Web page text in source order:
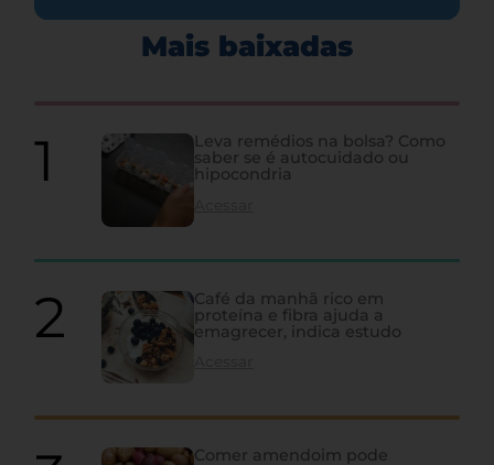
Mais baixadas
Leva remédios na bolsa? Como
saber se é autocuidado ou
hipocondria
Café da manhã rico em
proteína e fibra ajuda a
emagrecer, indica estudo
Comer amendoim pode